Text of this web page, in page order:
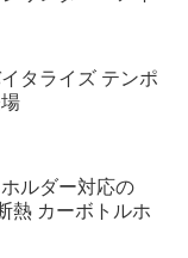
タライズ テンポ
ルダー対応の
熱 カーボトルホ